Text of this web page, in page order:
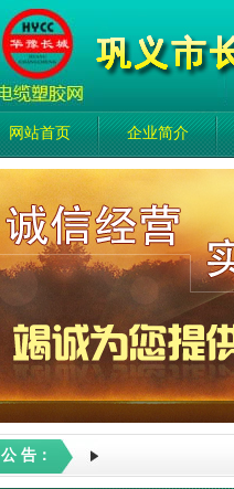
网站首页 企业简介
公 告：